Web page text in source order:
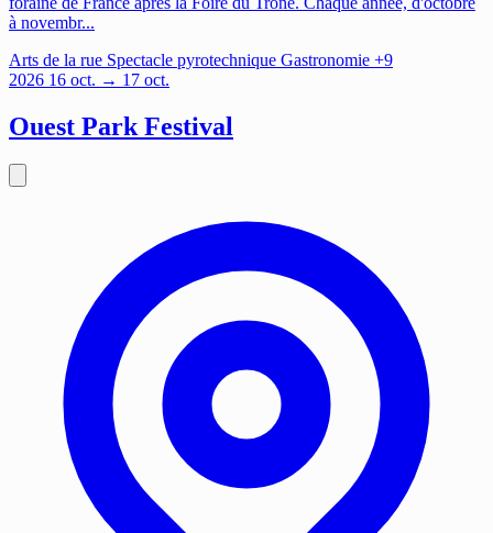
à novembr...
Arts de la rue Spectacle pyrotechnique Gastronomie +9
2026 16 oct. → 17 oct.
Ouest Park Festival